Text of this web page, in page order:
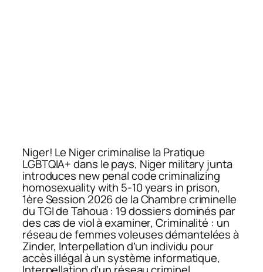
Niger! Le Niger criminalise la Pratique
LGBTQIA+ dans le pays, Niger military junta
introduces new penal code criminalizing
homosexuality with 5-10 years in prison,
1ère Session 2026 de la Chambre criminelle
du TGI de Tahoua : 19 dossiers dominés par
des cas de viol à examiner, Criminalité : un
réseau de femmes voleuses démantelées à
Zinder, Interpellation d’un individu pour
accès illégal à un système informatique,